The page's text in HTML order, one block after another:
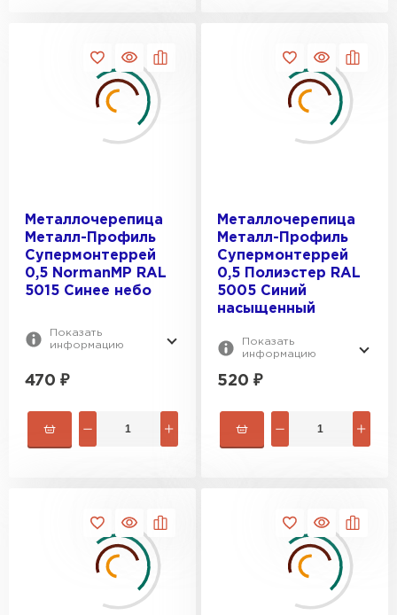
Металлочерепица
Металл-Профиль
Супермонтеррей
0,5 NormanMP RAL
5015 Синее небо
Показать
информацию
470 ₽
Металлочерепица
Металл-Профиль
Супермонтеррей
0,5 Полиэстер RAL
5005 Синий
насыщенный
Показать
информацию
520 ₽